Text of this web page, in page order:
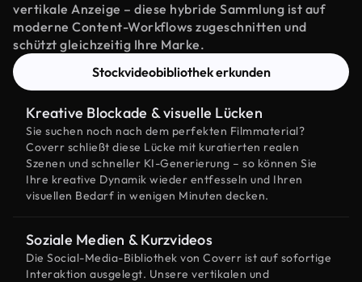
vertikale Anzeige – diese hybride Sammlung ist auf
moderne Content-Workflows zugeschnitten und
schützt gleichzeitig Ihre Marke.
Stockvideobibliothek erkunden
Kreative Blockade & visuelle Lücken
Sie suchen noch nach dem perfekten Filmmaterial?
Coverr schließt diese Lücke mit kuratierten realen
Szenen und schneller KI-Generierung – so können Sie
Ihre kreative Dynamik wieder entfesseln und Ihren
visuellen Bedarf in wenigen Minuten decken.
Soziale Medien & Kurzvideos
Die Social-Media-Bibliothek von Coverr ist auf sofortige
Interaktion ausgelegt. Unsere vertikalen und